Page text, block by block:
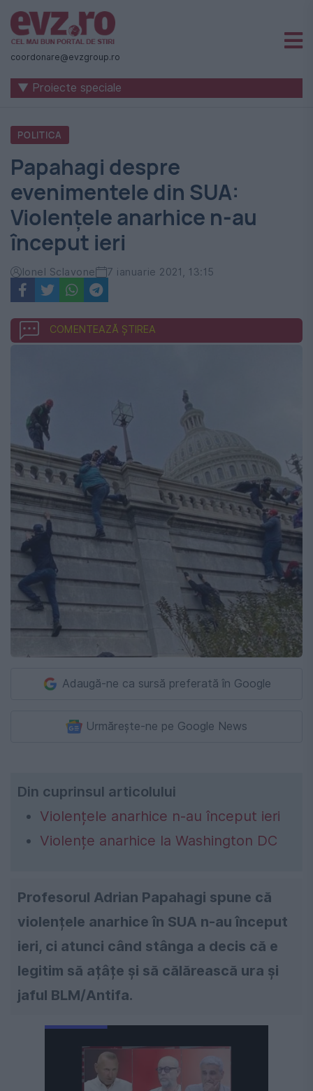
Știri
naționale
internaționale
România
-
Evenimentul
Zilei
coordonare@evzgroup.ro
▼ Proiecte speciale
POLITICA
Papahagi despre
evenimentele din SUA:
Violențele anarhice n-au
început ieri
Ionel Sclavone 7 ianuarie 2021, 13:15
COMENTEAZĂ ȘTIREA
Adaugă-ne ca sursă preferată în Google
Urmărește-ne pe Google News
Din cuprinsul articolului
Violențele anarhice n-au început ieri
Violențe anarhice la Washington DC
Profesorul Adrian Papahagi spune că
violențele anarhice în SUA n-au început
ieri, ci atunci când stânga a decis că e
legitim să ațâțe și să călărească ura și
jaful BLM/Antifa.